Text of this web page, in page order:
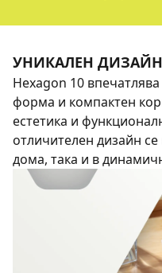
УНИКАЛЕН ДИЗАЙН
Hexagon 10
форма и компактен
естетика и
отличителен дизайн
дома, така и в